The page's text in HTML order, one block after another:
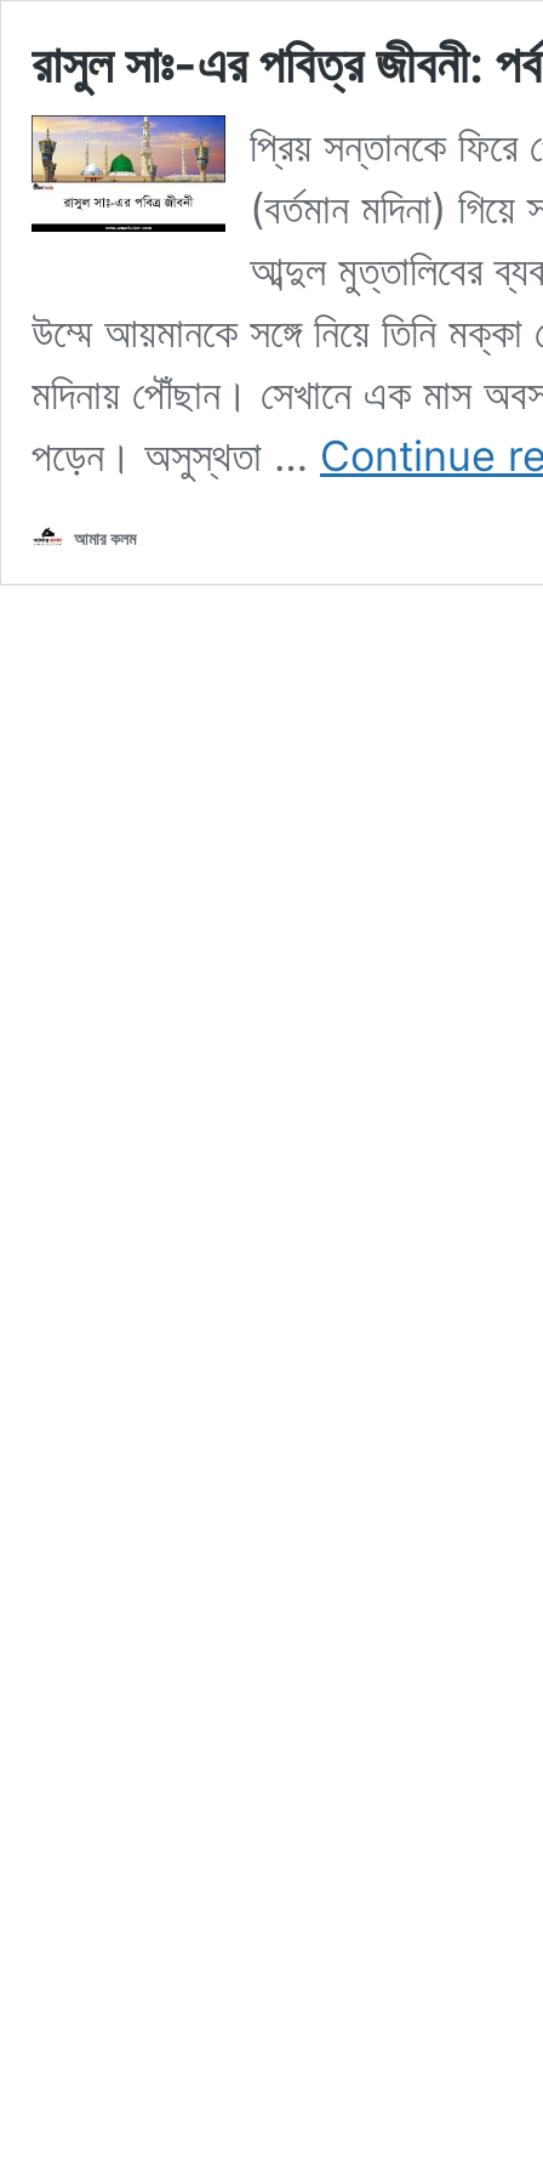
রাসুল সাঃ-এর পবিত্র জীবনী:
প্রিয় সন্তানকে ফিরে
(বর্তমান মদিনা)
আব্দুল মুত্তালিবের
উম্মে আয়মানকে সঙ্গে নিয়ে তিনি
মদিনায় পৌঁছান। সেখানে এক মাস
পড়েন। অসুস্থতা … Continue
আমার কলম